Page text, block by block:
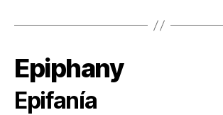
Epiphany
Epifanía